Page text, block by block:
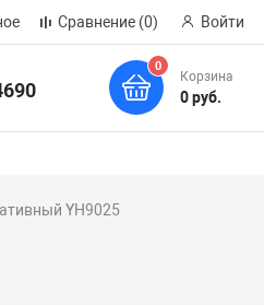
Сравнение (0) Войти
0
Корзина
0 руб.
YH9025